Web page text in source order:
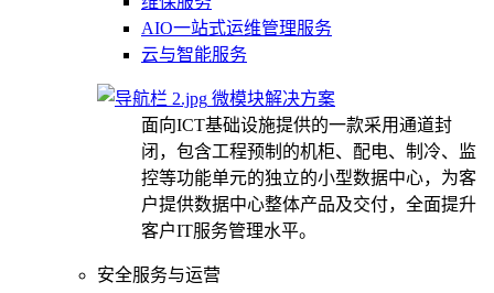
AIO一站式运维管理服务
云与智能服务
微模块解决方案
面向ICT基础设施提供的一款采用通道封
闭，包含工程预制的机柜、配电、制冷、监
控等功能单元的独立的小型数据中心，为客
户提供数据中心整体产品及交付，全面提升
客户IT服务管理水平。
安全服务与运营